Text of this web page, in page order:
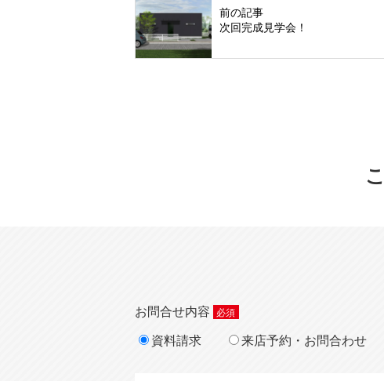
前の記事
次回完成見学会！
お問合せ内容
資料請求
来店予約・お問合わせ